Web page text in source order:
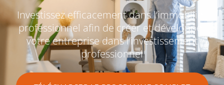
Investissez efficacement dans l’immobilier
professionnel afin de créer et développer
votre entreprise dans l’investissement
professionnel